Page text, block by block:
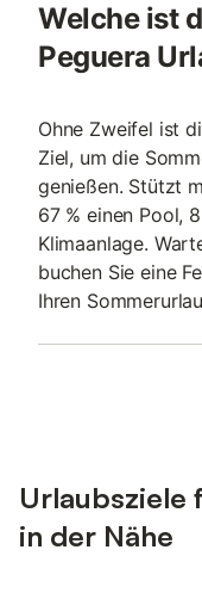
Welche ist
Peguera
Ohne Zweifel ist
Ziel, um die
genießen. Stützt
67 % einen Pool,
Klimaanlage.
buchen Sie eine
Ihren
Urlaubsziele
in der Nähe